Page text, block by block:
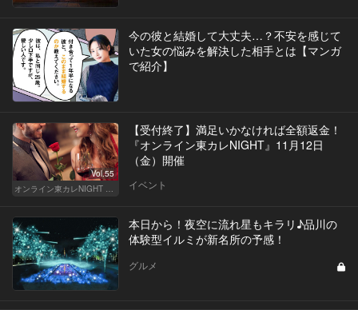
今の彼と結婚して大丈夫…？不安を感じて
いた女の悩みを解決した相手とは【マンガ
で紹介】
Vol.55
オンライン東カレNIGHT イベント募集
【受付終了】満足いかなければ全額返金！
『オンライン東カレNIGHT』11月12日
（金）開催
イベント
本日から！夜空に流れ星もキラリ♪品川の
体験型イルミが新名所の予感！
グルメ